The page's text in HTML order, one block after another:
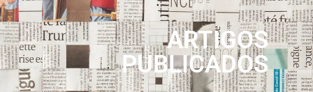
ARTIGOS
PUBLICADOS